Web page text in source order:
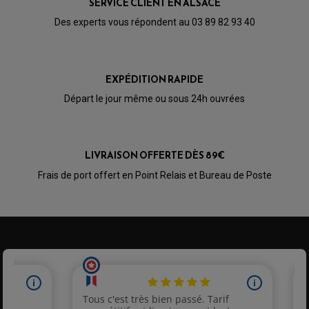
PARTIE CYCLE QUAD
CÂBLE ACCÉLÉRATEUR / EMBRAYAGE / STARTER
LEVIER DE FREIN ET D'EMBRAYAGE
ROTULE DE DIRECTION
ROTULE DE TRIANGLE
ÉCHAPPEMENT CROSS ENDURO
ACCESSOIRES ÉCHAPPEMENT
ÉCHAPPEMENT & SILENCIEUX FMF
SERVICE CLIENT EN ALSACE
Des experts vous répondent au 03 89 82 93 40
EXPÉDITION RAPIDE
Départ le jour même ou sous 24h ouvrées
LIVRAISON OFFERTE DÈS 89€
Frais de port offert en Point Relais et Bureau de Poste